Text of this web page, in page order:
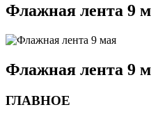
Флажная лента 9
Флажная лента 9
ГЛАВНОЕ